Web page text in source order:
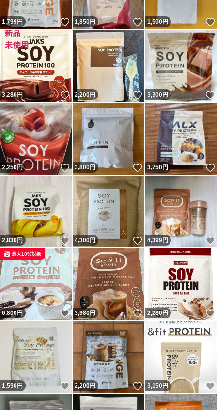
1,799円 いいね！
1,850円 いいね！
1,500円
3,280円 いいね！
2,200円 いいね！
3,300円
2,250円 いいね！
3,800円 いいね！
3,750円
2,830円 いいね！
4,300円 いいね！
4,399円
6,800円 いいね！
最大10%対象
3,980円 いいね！
2,280円
1,590円 いいね！
2,200円 いいね！
3,150 円